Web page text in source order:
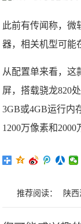
此前有传闻称，微
器，相关机型可能
从配置单来看，这
屏，搭载骁龙820
3GB或4GB运行内
1200万像素和2000
推荐阅读： 陕西